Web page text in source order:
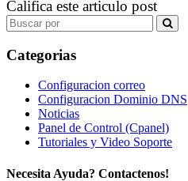
Califica este articulo post
Search
for:
Categorias
Configuracion correo
Configuracion Dominio DNS
Noticias
Panel de Control (Cpanel)
Tutoriales y Video Soporte
Necesita Ayuda? Contactenos!